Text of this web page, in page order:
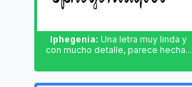
Iphegenia: Una letra muy linda y
con mucho detalle, parece hecha...